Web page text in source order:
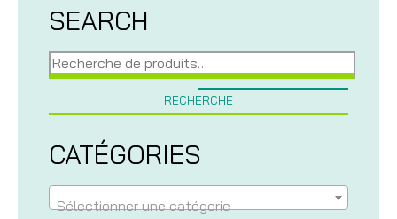
SEARCH
Recherche
pour :
RECHERCHE
CATÉGORIES
Sélectionner une catégorie